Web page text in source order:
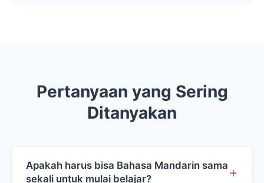
Pertanyaan yang Sering
Ditanyakan
Apakah harus bisa Bahasa Mandarin sama
sekali untuk mulai belajar?
+